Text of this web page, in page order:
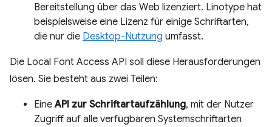
Bereitstellung über das Web lizenziert. Linotype hat
beispielsweise eine Lizenz für einige Schriftarten,
die nur die Desktop-Nutzung umfasst.
Die Local Font Access API soll diese Herausforderungen
lösen. Sie besteht aus zwei Teilen:
EineAPI zur Schriftartaufzählung, mit der Nutzer
Zugriff auf alle verfügbaren Systemschriftarten